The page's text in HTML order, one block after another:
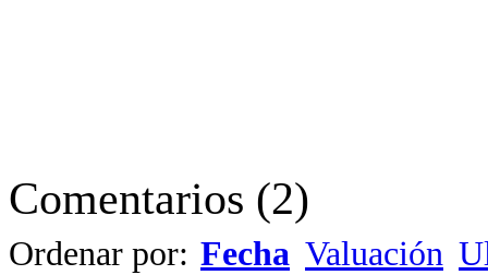
Comentarios (2)
Ordenar por: Fecha Valuación